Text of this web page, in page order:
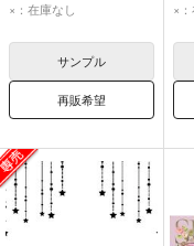
凪誠士郎
×：在庫なし
サンプル
再販希望
×